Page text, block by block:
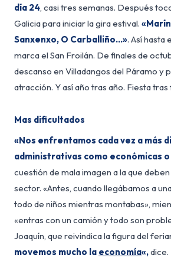
día 24, casi tres semanas. Después
Galicia para iniciar la gira estival.
Sanxenxo, O Carballiño…». Así hasta
marca el San Froilán. De finales de
descanso en Villadangos del Páramo y
atracción. Y así año tras año. Fiesta tras
Mas dificultados
«Nos enfrentamos cada vez a más
administrativas como económicas
cuestión de mala imagen a la que
sector. «Antes, cuando llegábamos a
todo de niños mientras montabas»,
«entras con un camión y todo son
Joaquín, que reivindica la figura del
movemos mucho la economía«,dice.